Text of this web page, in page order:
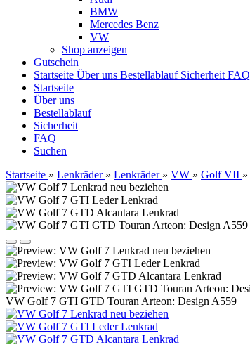
BMW
Mercedes Benz
VW
Shop anzeigen
Gutschein
Startseite Über uns Bestellablauf Sicherheit FAQ
Startseite
Über uns
Bestellablauf
Sicherheit
FAQ
Suchen
Startseite » Lenkräder » Lenkräder » VW » Golf VII »
VW Golf 7 GTI GTD Touran Arteon: Design A559